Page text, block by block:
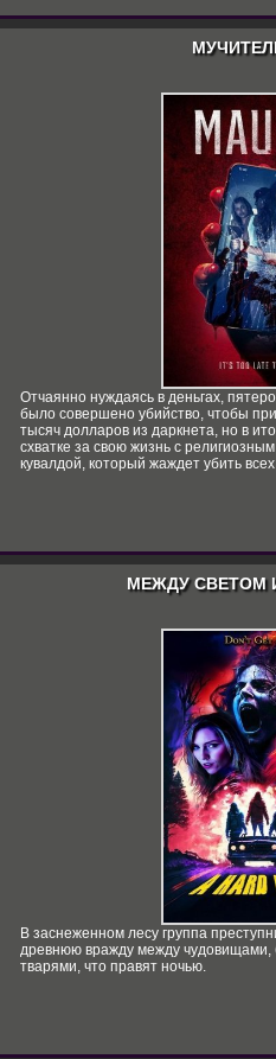
Отчаянно нуждаясь в деньгах,
было совершено убийство, чтобы
тысяч долларов из даркнета, но в
схватке за свою жизнь с
кувалдой, который жаждет убить
МЕЖДУ СВЕТОМ
В заснеженном лесу группа
древнюю вражду между чудовищами,
тварями, что правят ночью.